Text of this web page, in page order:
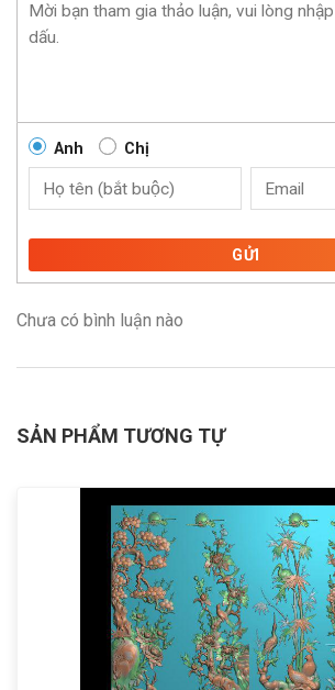
Anh Chị
GỬI
Chưa có bình luận nào
SẢN PHẨM TƯƠNG TỰ